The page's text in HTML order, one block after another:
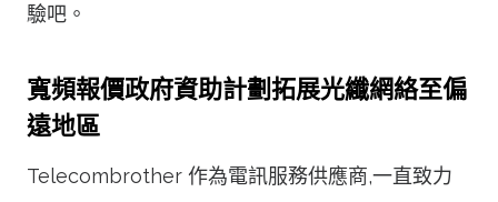
驗吧。
寬頻報價政府資助計劃拓展光纖網絡至偏
遠地區
Telecombrother 作為電訊服務供應商,一直致力